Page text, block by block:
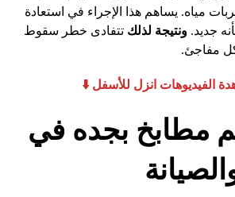
مياه. يساهم هذا الإجراء في استعادة
جديد.ونتيجة لذلك تتفادى خطر سقوط
مفاجئ.
الفيديوهات انزل للأسفل ⬇️
مطابخ بجده في